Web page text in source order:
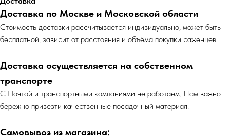
Доставка по Москве и Московской области
Cтоимость доставки рассчитывается индивидуально, может быть
бесплатной, зависит от расстояния и объёма покупки саженцев.
Доставка осуществляется на собственном
транспорте
С Почтой и транспортными компаниями не работаем. Нам важно
бережно привезти качественные посадочный материал.
Самовывоз из магазина: